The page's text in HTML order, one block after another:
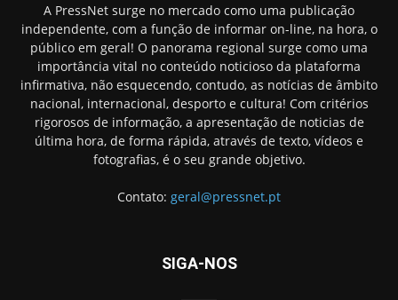
A PressNet surge no mercado como uma publicação
independente, com a função de informar on-line, na hora, o
público em geral! O panorama regional surge como uma
importância vital no conteúdo noticioso da plataforma
infirmativa, não esquecendo, contudo, as notícias de âmbito
nacional, internacional, desporto e cultura! Com critérios
rigorosos de informação, a apresentação de noticias de
última hora, de forma rápida, através de texto, vídeos e
fotografias, é o seu grande objetivo.
Contato: geral@pressnet.pt
SIGA-NOS